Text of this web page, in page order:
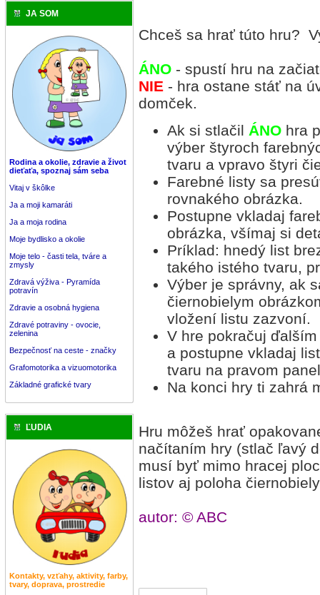
JA SOM
Rodina a okolie, zdravie a život
dieťaťa, spoznaj sám seba
Vitaj v škôlke
Ja a moji kamaráti
Ja a moja rodina
Moje bydlisko a okolie
Moje telo - časti tela, tváre a
zmysly
Zdravá výživa - Pyramída
potravín
Zdravie a osobná hygiena
Zdravé potraviny - ovocie,
zelenina
Bezpečnosť na ceste - značky
Grafomotorika a vizuomotorika
Základné grafické tvary
ĽUDIA
Kontakty, vzťahy, aktivity, farby,
tvary, doprava, prostredie
Chceš sa hrať túto
ÁNO - spustí hru na
NIE - hra ostane stáť na
domček.
Ak si stlačil ÁNO hra
výber štyroch
tvaru a vpravo štyri
Farebné listy sa
rovnakého obrázka.
Postupne vkladaj
obrázka, všímaj si
Príklad: hnedý list
takého istého tvaru,
Výber je správny, ak
čiernobielym
vložení listu zazvoní.
V hre pokračuj
a postupne vkladaj
tvaru na pravom
Na konci hry ti zahrá
Hru môžeš hrať
načítaním hry (stlač ľavý
musí byť mimo hracej
listov aj poloha
autor: © ABC